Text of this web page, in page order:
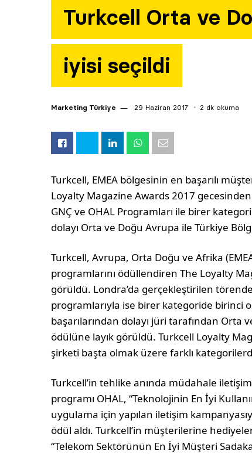
Turkcell Orta ve
iyisi seçildi
Marketing Türkiye 29 Haziran 2017 2 dk okuma
Turkcell, EMEA bölgesinin en başarılı
Loyalty Magazine Awards 2017
GNÇ ve OHAL Programları ile birer
dolayı Orta ve Doğu Avrupa ile Türkiye
Turkcell, Avrupa, Orta Doğu ve Afrika
programlarını ödüllendiren The Loyalty
görüldü. Londra’da gerçekleştirilen
programlarıyla ise birer kategoride birinci
başarılarından dolayı jüri tarafından
ödülüne layık görüldü. Turkcell Loyalty
şirketi başta olmak üzere farklı
Turkcell’in tehlike anında müdahale
programı OHAL, “Teknolojinin En İyi
uygulama için yapılan iletişim
ödül aldı. Turkcell’in müşterilerine
“Telekom Sektörünün En İyi Müşteri